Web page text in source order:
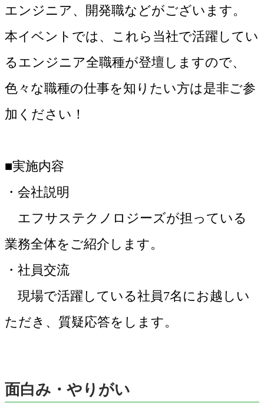
エンジニア、開発職などがございます。
本イベントでは、これら当社で活躍してい
るエンジニア全職種が登壇しますので、
色々な職種の仕事を知りたい方は是非ご参
加ください！
■実施内容
・会社説明
エフサステクノロジーズが担っている
業務全体をご紹介します。
・社員交流
現場で活躍している社員7名にお越しい
ただき、質疑応答をします。
面白み・やりがい